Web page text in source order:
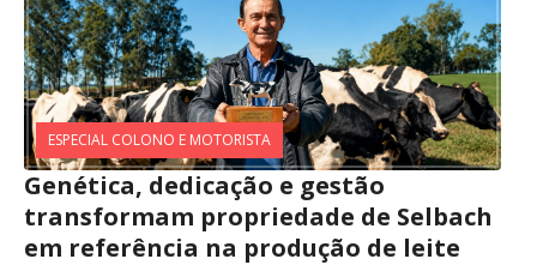
ESPECIAL COLONO E MOTORISTA
Genética, dedicação e gestão
transformam propriedade de Selbach
em referência na produção de leite